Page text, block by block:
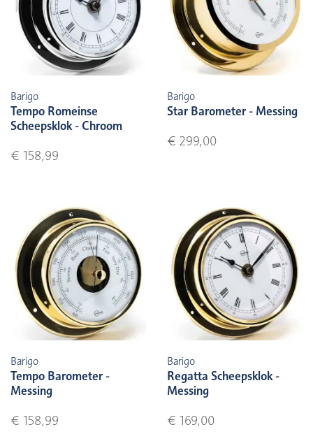
Barigo
Tempo Romeinse
Scheepsklok - Chroom
€ 158,99
Barigo
Star Barometer - Messing
€ 299,00
Barigo
Tempo Barometer -
Messing
€ 158,99
Barigo
Regatta Scheepsklok -
Messing
€ 169,00